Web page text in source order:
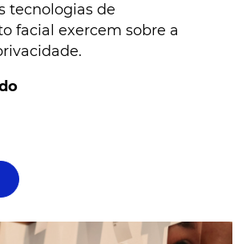
tecnologias de
facial exercem sobre a